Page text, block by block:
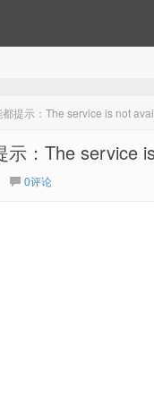
都提示：The service is not
示：The service
0评论